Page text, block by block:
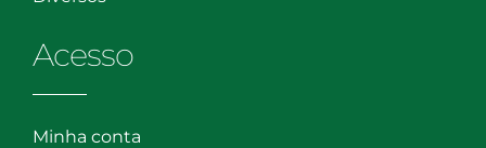
Acesso
Minha conta